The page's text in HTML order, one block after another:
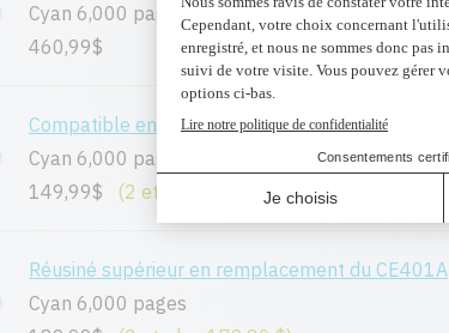
Cyan 6,000 pages
460,99$
Compatible en remplacement du CE401A
Cyan 6,000 pages
149,99$
(2 et plus 134,50 $)
Réusiné supérieur en remplacement du CE401A
Cyan 6,000 pages